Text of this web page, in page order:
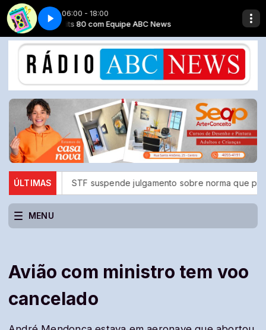
06:00 - 18:00
Hits 80 com Equipe ABC News
Top classic - Parte 2
ÚLTIMAS
STF suspende julgamento sobre norma que proíbe jogos
MENU
Avião com ministro tem voo
cancelado